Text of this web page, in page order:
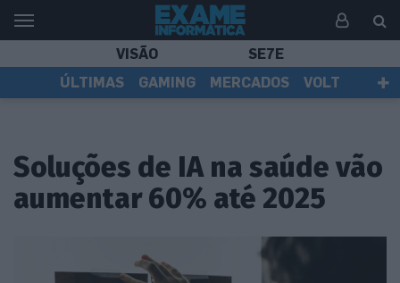
VISÃO
SE7E
ÚLTIMAS
GAMING MERCADOS
VOLT
Soluções de IA na saúde vão
aumentar 60% até 2025